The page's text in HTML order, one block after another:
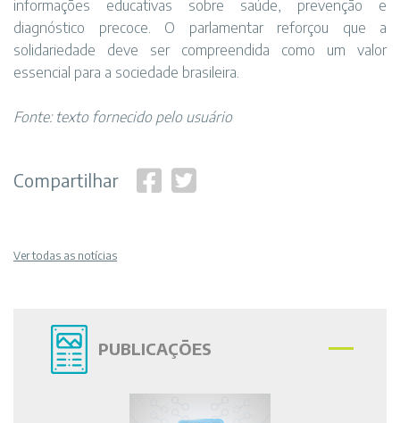
informações educativas sobre saúde, prevenção e
diagnóstico precoce. O parlamentar reforçou que a
solidariedade deve ser compreendida como um valor
essencial para a sociedade brasileira.
Fonte: texto fornecido pelo usuário
Compartilhar
Ver todas as notícias
PUBLICAÇÕES